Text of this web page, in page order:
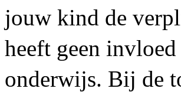
jouw kind de
heeft geen
onderwijs. Bij de